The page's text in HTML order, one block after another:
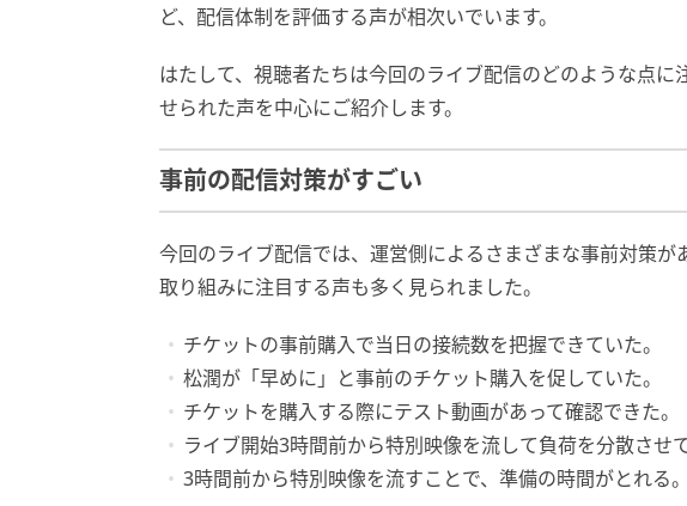
ど、配信体制を評価する声が相次いでいます。
はたして、視聴者たちは今回のライブ配信のどのような点に
せられた声を中心にご紹介します。
事前の配信対策がすごい
今回のライブ配信では、運営側によるさまざまな事前対策が
取り組みに注目する声も多く見られました。
チケットの事前購入で当日の接続数を把握できていた。
松潤が「早めに」と事前のチケット購入を促していた。
チケットを購入する際にテスト動画があって確認できた。
ライブ開始3時間前から特別映像を流して負荷を分散させて
3時間前から特別映像を流すことで、準備の時間がとれる。